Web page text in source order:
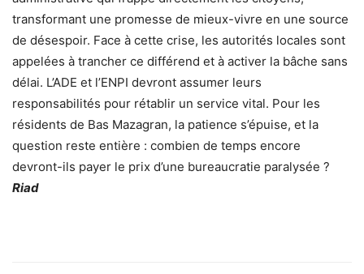
transformant une promesse de mieux-vivre en une source
de désespoir. Face à cette crise, les autorités locales sont
appelées à trancher ce différend et à activer la bâche sans
délai. L’ADE et l’ENPI devront assumer leurs
responsabilités pour rétablir un service vital. Pour les
résidents de Bas Mazagran, la patience s’épuise, et la
question reste entière : combien de temps encore
devront-ils payer le prix d’une bureaucratie paralysée ?
Riad